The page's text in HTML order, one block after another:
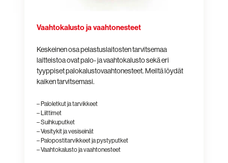
Vaahtokalusto ja vaahtonesteet
Keskeinen osa pelastuslaitosten tarvitsemaa
laitteistoa ovat palo- ja vaahtokalusto sekä eri
tyyppiset palokalustovaahtonesteet. Meiltä löydät
kaiken tarvitsemasi.
– Paloletkut ja tarvikkeet
– Liittimet
– Suihkuputket
– Vesitykit ja vesiseinät
– Palopostitarvikkeet ja pystyputket
– Vaahtokalusto ja vaahtonesteet